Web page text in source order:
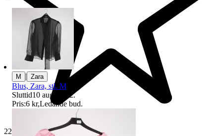
229 504 omdömen
M | Zara
Blus, Zara, stl. M
Sluttid10 aug 20:02.
Pris:6 kr,Ledande bud.